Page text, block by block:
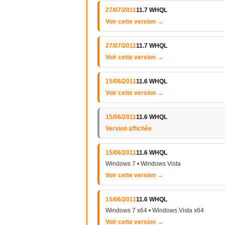
27/07/201111.7 WHQL
Voir cette version →
27/07/201111.7 WHQL
Voir cette version →
15/06/201111.6 WHQL
Voir cette version →
15/06/201111.6 WHQL
Version affichée
15/06/201111.6 WHQL
Windows 7 • Windows Vista
Voir cette version →
15/06/201111.6 WHQL
Windows 7 x64 • Windows Vista x64
Voir cette version →